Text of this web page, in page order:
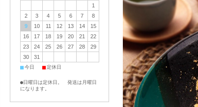
1
2
3 4 5 6 7
8
9
10 11 12 13 14
15
16
17 18 19 20 21
22
23
24 25 26 27 28
29
30
31
■今日 ■定休日
●日曜日は定休日。 発送は月曜日
になります。